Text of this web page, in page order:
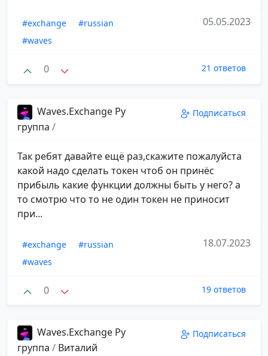
#exchange
#russian
#waves
05.05.2023
0 21 ответов
Waves.Exchange Ру
группа /
Подписаться
Так ребят давайте ещё раз,скажите пожалуйста
какой надо сделать токен чтоб он принёс
прибыль какие функции должны быть у него? а
то смотрю что то не один токен не приносит
при...
#exchange
#russian
#waves
18.07.2023
0 19 ответов
Waves.Exchange Ру
группа / Виталий
Подписаться